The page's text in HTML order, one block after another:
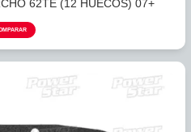
A604 TAPA